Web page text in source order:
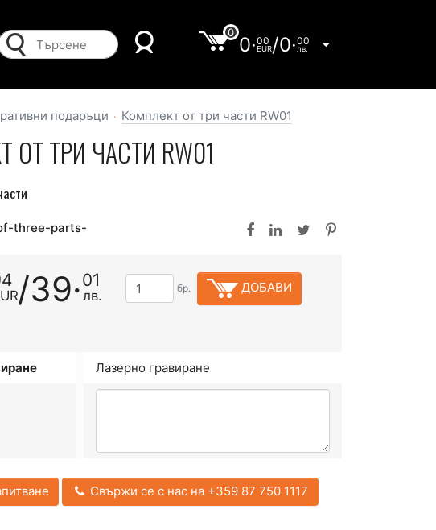
0
0·00
EUR/0·00
лв.
подаръци Комплект от три части RW01
ОТ ТРИ ЧАСТИ RW01
three-parts-
/39·01
лв. бр. ДОБАВИ
Лазерно гравиране
Свържи се с нас на +359 87 750 1117